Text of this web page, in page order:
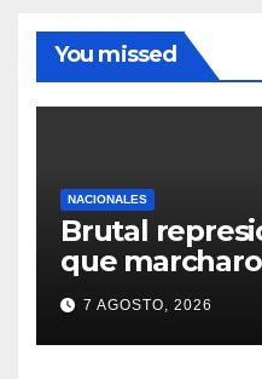
You missed
NACIONALES
Brutal
que
se venda la
7 AGOSTO, 2026